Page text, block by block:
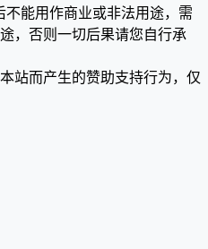
能用作商业或非法用途，需
，否则一切后果请您自行承
站而产生的赞助支持行为，仅